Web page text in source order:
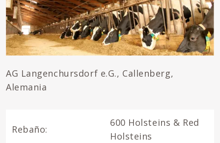
AG Langenchursdorf e.G., Callenberg,
Alemania
Rebaño:
600 Holsteins & Red
Holsteins